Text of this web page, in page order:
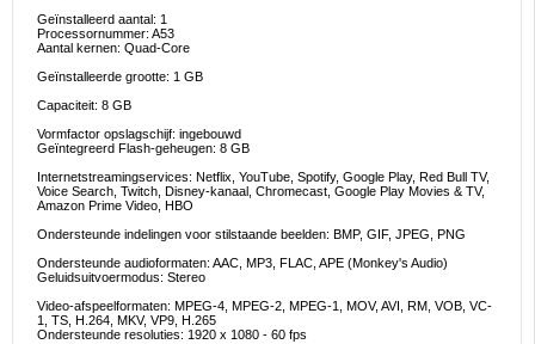
Geïnstalleerd aantal: 1
Processornummer: A53
Aantal kernen: Quad-Core
Geïnstalleerde grootte: 1 GB
Capaciteit: 8 GB
Vormfactor opslagschijf: ingebouwd
Geïntegreerd Flash-geheugen: 8 GB
Internetstreamingservices: Netflix, YouTube, Spotify, Google Play, Red Bull TV,
Voice Search, Twitch, Disney-kanaal, Chromecast, Google Play Movies & TV,
Amazon Prime Video, HBO
Ondersteunde indelingen voor stilstaande beelden: BMP, GIF, JPEG, PNG
Ondersteunde audioformaten: AAC, MP3, FLAC, APE (Monkey's Audio)
Geluidsuitvoermodus: Stereo
Video-afspeelformaten: MPEG-4, MPEG-2, MPEG-1, MOV, AVI, RM, VOB, VC-
1, TS, H.264, MKV, VP9, H.265
Ondersteunde resoluties: 1920 x 1080 - 60 fps